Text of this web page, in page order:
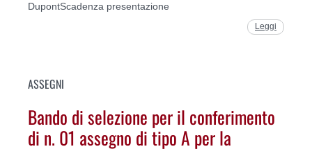
DupontScadenza presentazione
Leggi
ASSEGNI
Bando di selezione per il conferimento
di n. 01 assegno di tipo A per la